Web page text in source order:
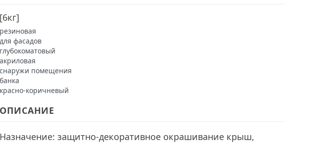
[6кг]
резиновая
для фасадов
глубокоматовый
акриловая
снаружи помещения
банка
красно-коричневый
ОПИСАНИЕ
Назначение: защитно-декоративное окрашивание крыш,